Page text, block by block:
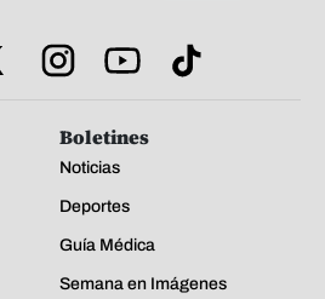
Boletines
Noticias
Deportes
Guía Médica
Semana en Imágenes